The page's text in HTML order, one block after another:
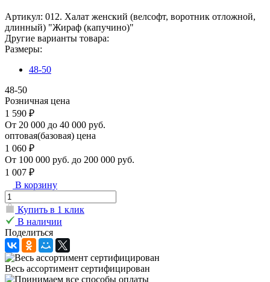
Артикул: 012. Халат женский (велсофт, воротник отложной,
длинный) "Жираф (капучино)"
Другие варианты товара:
Размеры:
48-50
48-50
Розничная цена
1 590 ₽
От 20 000 до 40 000 руб.
оптовая(базовая) цена
1 060 ₽
От 100 000 руб. до 200 000 руб.
1 007 ₽
В корзину
Купить в 1 клик
В наличии
Поделиться
Весь ассортимент сертифицирован